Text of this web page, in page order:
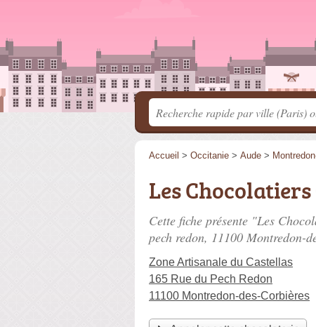
Accueil > Occitanie > Aude >
Les
Cette fiche présente "Les
pech redon, 11100 Montredon-
Zone Artisanale du Castellas
165 Rue du Pech Redon
11100 Montredon-des-Corbières